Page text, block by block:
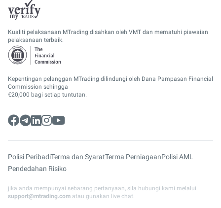
Kualiti pelaksanaan MTrading disahkan oleh VMT dan mematuhi piawaian
pelaksanaan terbaik.
Kepentingan pelanggan MTrading dilindungi oleh Dana Pampasan Financial
Commission sehingga
€20,000 bagi setiap tuntutan.
Polisi PeribadiTerma dan SyaratTerma PerniagaanPolisi AML
Pendedahan Risiko
jika anda mempunyai sebarang pertanyaan, sila hubungi kami melalui
support@mtrading.com atau gunakan live chat.